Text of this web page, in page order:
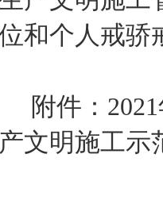
和个人戒骄
附件：
产文明施工示